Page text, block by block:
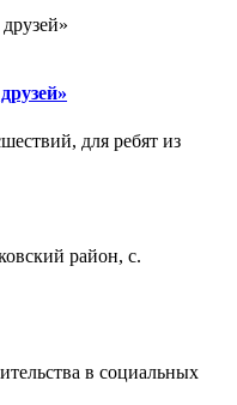
для ребят из
район, с.
в социальных